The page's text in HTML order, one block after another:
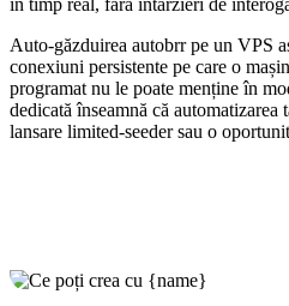
în timp real, fără întârzieri de
Auto-găzduirea autobrr pe un VPS
conexiuni persistente pe care o
programat nu le poate menține în
dedicată înseamnă că
lansare limited-seeder sau o